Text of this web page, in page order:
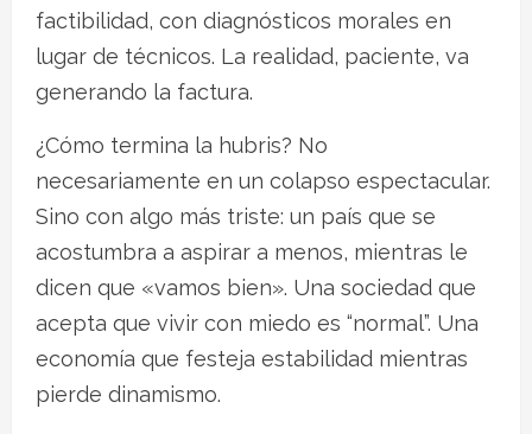
factibilidad, con diagnósticos morales en
lugar de técnicos. La realidad, paciente, va
generando la factura.
¿Cómo termina la hubris? No
necesariamente en un colapso espectacular.
Sino con algo más triste: un país que se
acostumbra a aspirar a menos, mientras le
dicen que «vamos bien». Una sociedad que
acepta que vivir con miedo es “normal”. Una
economía que festeja estabilidad mientras
pierde dinamismo.